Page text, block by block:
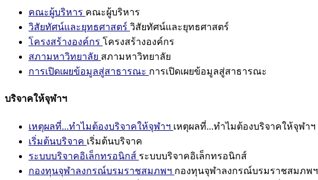
คณะผู้บริหาร คณะผู้บริหาร
วิสัยทัศน์และยุทธศาสตร์ วิสัยทัศน์และยุทธศาสตร์
โครงสร้างองค์กร โครงสร้างองค์กร
สภามหาวิทยาลัย สภามหาวิทยาลัย
การเปิดเผยข้อมูลสู่สาธารณะ การเปิดเผยข้อมูลสู่สาธารณะ
บริจาคให้จุฬาฯ
เหตุผลที่...ทำไมต้องบริจาคให้จุฬาฯ เหตุผลที่...ทำไมต้องบริจาคให้จุฬาฯ
เริ่มต้นบริจาค เริ่มต้นบริจาค
ระบบบริจาคอิเล็กทรอนิกส์ ระบบบริจาคอิเล็กทรอนิกส์
กองทุนจุฬาลงกรณ์บรมราชสมภพฯ กองทุนจุฬาลงกรณ์บรมราชสมภพฯ